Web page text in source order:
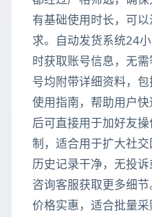
有基础使用时长，可
求。自动发货系统24
时获取账号信息，无
号均附带详细资料，
使用指南，帮助用户
后可直接用于加好友
制，适合用于扩大社
历史记录干净，无投
咨询客服获取更多细节
价格实惠，适合批量